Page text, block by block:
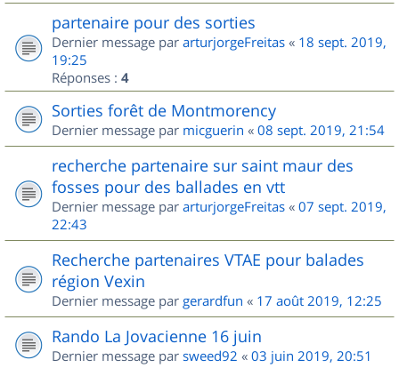
partenaire pour des sorties
Dernier message par arturjorgeFreitas « 18 sept. 2019,
19:25
Réponses : 4
Sorties forêt de Montmorency
Dernier message par micguerin « 08 sept. 2019, 21:54
recherche partenaire sur saint maur des
fosses pour des ballades en vtt
Dernier message par arturjorgeFreitas « 07 sept. 2019,
22:43
Recherche partenaires VTAE pour balades
région Vexin
Dernier message par gerardfun « 17 août 2019, 12:25
Rando La Jovacienne 16 juin
Dernier message par sweed92 « 03 juin 2019, 20:51